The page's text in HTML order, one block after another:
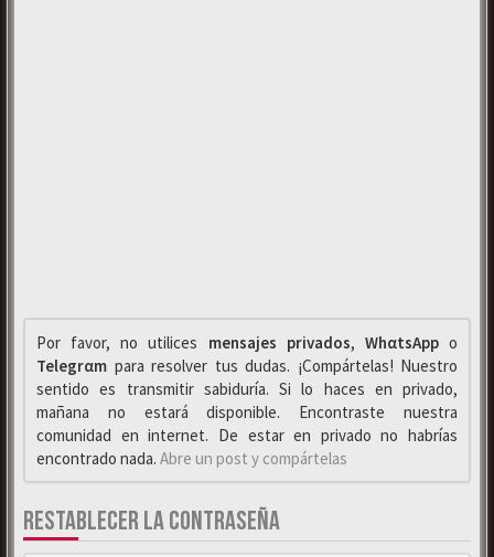
Por favor, no utilices mensajes privados, WhαtsAppo
Telegrαm para resolver tus dudas. ¡Compártelas! Nuestro
sentido es transmitir sabiduría. Si lo haces en privado,
mañana no estará disponible. Encontraste nuestra
comunidad en internet. De estar en privado no habrías
encontrado nada. Abre un post y compártelas
RESTABLECER LA CONTRASEÑA